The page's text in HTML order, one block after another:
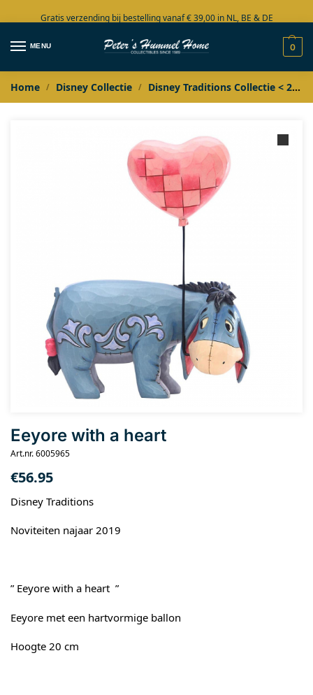
Gratis verzending bij bestelling vanaf € 39,00 in NL, BE & DE
Grote collectie in voorraad
MENU 0
Home / Disney Collectie / Disney Traditions Collectie < 2020
Eeyore with a heart
Art.nr. 6005965
€56.95
Disney Traditions
Noviteiten najaar 2019
” Eeyore with a heart ”
Eeyore met een hartvormige ballon
Hoogte 20 cm